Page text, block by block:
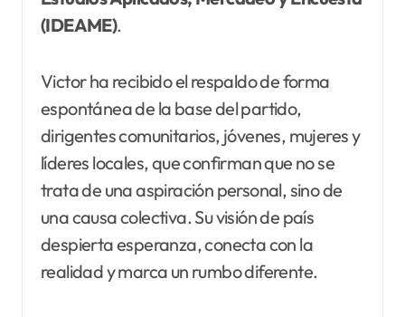
(IDEAME).
Victor ha recibido el respaldo de forma
espontánea de la base del partido,
dirigentes comunitarios, jóvenes, mujeres y
líderes locales, que confirman que no se
trata de una aspiración personal, sino de
una causa colectiva. Su visión de país
despierta esperanza, conecta con la
realidad y marca un rumbo diferente.